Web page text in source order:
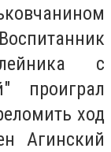
с
проиграл
ход
Агинский